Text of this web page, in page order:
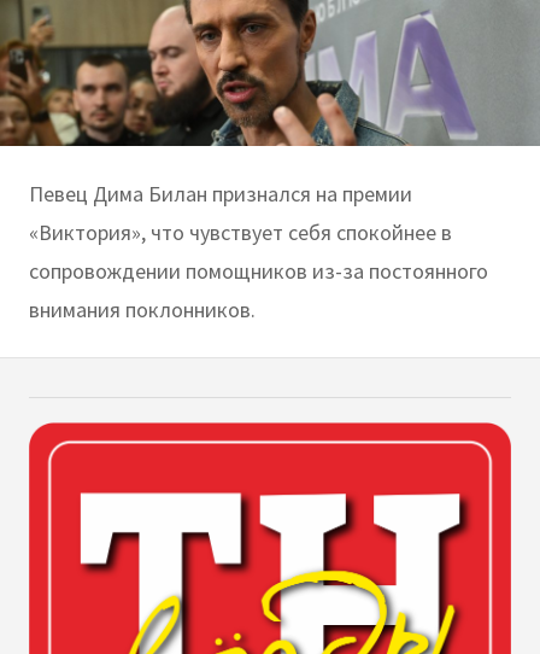
Певец Дима Билан признался на премии
«Виктория», что чувствует себя спокойнее в
сопровождении помощников из-за постоянного
внимания поклонников.